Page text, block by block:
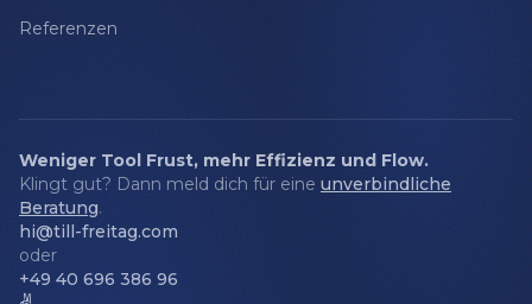
Referenzen
Weniger Tool Frust, mehr Effizienz und Flow.
Klingt gut? Dann meld dich für eine unverbindliche
Beratung.
hi@till-freitag.com
oder
+49 40 696 386 96